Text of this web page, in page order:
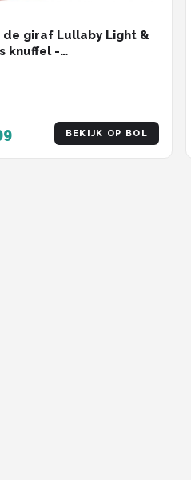
de giraf Lullaby Light &
knuffel -
batterijen - 32x17x20
BEKIJK OP BOL